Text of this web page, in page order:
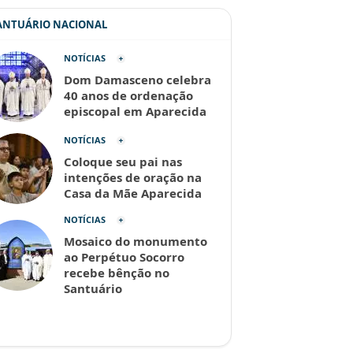
NACIONAL
NOTÍCIAS
Dom Damasceno celebra
40 anos de ordenação
episcopal em Aparecida
NOTÍCIAS
Coloque seu pai nas
intenções de oração na
Casa da Mãe Aparecida
NOTÍCIAS
Mosaico do monumento
ao Perpétuo Socorro
recebe bênção no
Santuário